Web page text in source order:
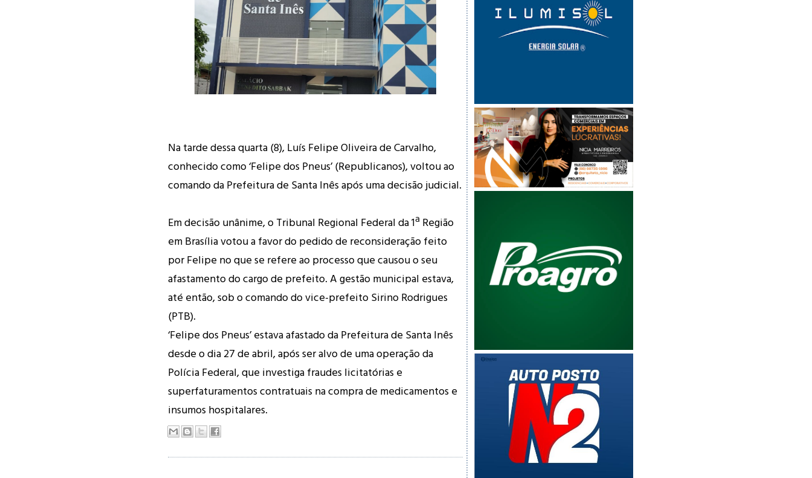
Na tarde dessa quarta (8), Luís Felipe Oliveira de Carvalho,
conhecido como ‘Felipe dos Pneus’ (Republicanos), voltou ao
comando da Prefeitura de Santa Inês após uma decisão judicial.
Em decisão unânime, o Tribunal Regional Federal da 1ª Região
em Brasília votou a favor do pedido de reconsideração feito
por Felipe no que se refere ao processo que causou o seu
afastamento do cargo de prefeito. A gestão municipal estava,
até então, sob o comando do vice-prefeito Sirino Rodrigues
(PTB).
‘Felipe dos Pneus’ estava afastado da Prefeitura de Santa Inês
desde o dia 27 de abril, após ser alvo de uma operação da
Polícia Federal, que investiga fraudes licitatórias e
superfaturamentos contratuais na compra de medicamentos e
insumos hospitalares.